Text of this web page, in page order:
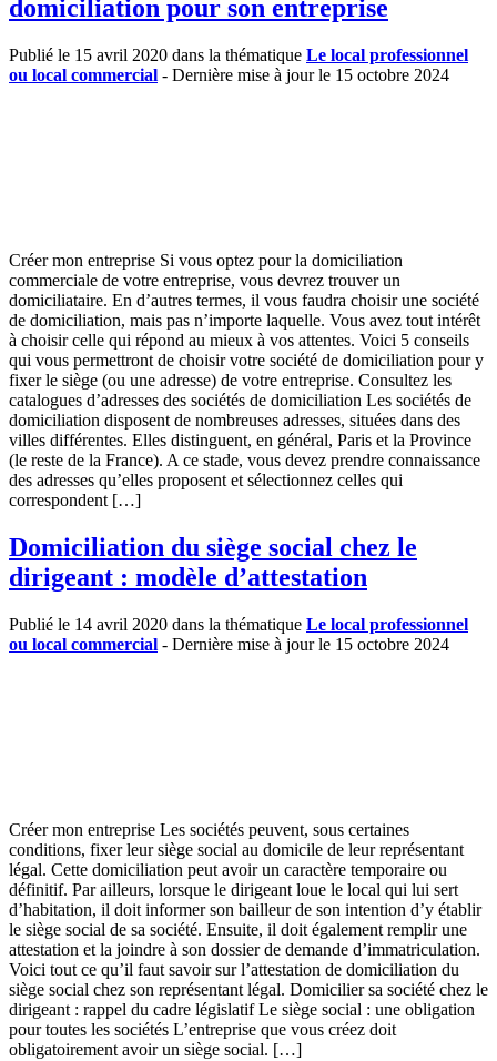
domiciliation pour son entreprise
Publié le 15 avril 2020 dans la thématique Le local professionnel
ou local commercial - Dernière mise à jour le 15 octobre 2024
Créer mon entreprise Si vous optez pour la domiciliation
commerciale de votre entreprise, vous devrez trouver un
domiciliataire. En d’autres termes, il vous faudra choisir une société
de domiciliation, mais pas n’importe laquelle. Vous avez tout intérêt
à choisir celle qui répond au mieux à vos attentes. Voici 5 conseils
qui vous permettront de choisir votre société de domiciliation pour y
fixer le siège (ou une adresse) de votre entreprise. Consultez les
catalogues d’adresses des sociétés de domiciliation Les sociétés de
domiciliation disposent de nombreuses adresses, situées dans des
villes différentes. Elles distinguent, en général, Paris et la Province
(le reste de la France). A ce stade, vous devez prendre connaissance
des adresses qu’elles proposent et sélectionnez celles qui
correspondent […]
Domiciliation du siège social chez le
dirigeant : modèle d’attestation
Publié le 14 avril 2020 dans la thématique Le local professionnel
ou local commercial - Dernière mise à jour le 15 octobre 2024
Créer mon entreprise Les sociétés peuvent, sous certaines
conditions, fixer leur siège social au domicile de leur représentant
légal. Cette domiciliation peut avoir un caractère temporaire ou
définitif. Par ailleurs, lorsque le dirigeant loue le local qui lui sert
d’habitation, il doit informer son bailleur de son intention d’y établir
le siège social de sa société. Ensuite, il doit également remplir une
attestation et la joindre à son dossier de demande d’immatriculation.
Voici tout ce qu’il faut savoir sur l’attestation de domiciliation du
siège social chez son représentant légal. Domicilier sa société chez le
dirigeant : rappel du cadre législatif Le siège social : une obligation
pour toutes les sociétés L’entreprise que vous créez doit
obligatoirement avoir un siège social. […]